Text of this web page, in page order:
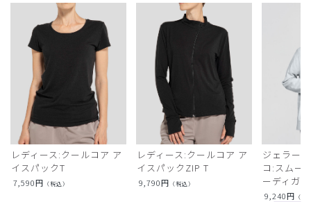
レディース:クールコア ア
イスパックT
7,590円 （税込）
レディース:クールコア ア
イスパックZIP T
9,790円 （税込）
ジェラー
コ:スムー
ーディガン
9,240円 （税